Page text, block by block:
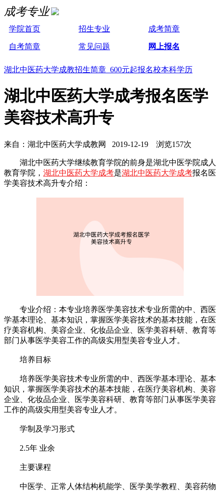
成考专业
学院首页 招生专业 成考简章
自考简章 常见问题 网上报名
湖北中医药大学成教招生简章 600元起报名校本科学历
湖北中医药大学成考报名医学
美容技术高升专
来自：湖北中医药大学成教网 2019-12-19 浏览157次
湖北中医药大学继续教育学院的前身是湖北中医学院成人
教育学院， 湖北中医药大学成考是湖北中医药大学成考报名医
学美容技术高升专介绍：
专业介绍：本专业培养医学美容技术专业所需的中、西医
学基本理论、基本知识，掌握医学美容技术的基本技能，在医
疗美容机构、美容企业、化妆品企业、医学美容科研、教育等
部门从事医学美容工作的高级实用型美容专业人才。
培养目标
培养医学美容技术专业所需的中、西医学基本理论、基本
知识，掌握医学美容技术的基本技能，在医疗美容机构、美容
企业、化妆品企业、医学美容科研、教育等部门从事医学美容
工作的高级实用型美容专业人才。
学制及学习形式
2.5年 业余
主要课程
中医学、正常人体结构机能学、医学美学教程、美容药物